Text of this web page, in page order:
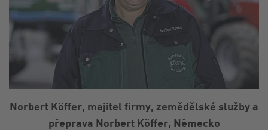
Norbert Köffer, majitel firmy, zemědělské služby a
přeprava Norbert Köffer, Německo